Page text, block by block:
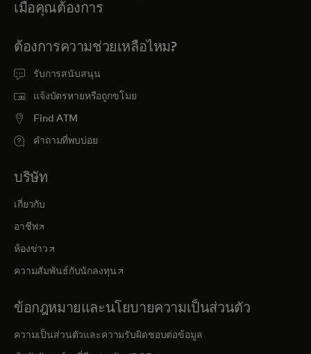
เมื่อคุณต้องการ
ต้องการความช่วยเหลือไหม?
รับการสนับสนุน
แจ้งบัตรหายหรือถูกขโมย
Find ATM
คำถามที่พบบ่อย
บริษัท
เกี่ยวกับ
อาชีพopens in a new tab
ห้องข่าว opens in a new tab
ความสัมพันธ์กับนักลงทุนopens in a new tab
ข้อกฎหมายและนโยบายความเป็นส่วนตัว
ความเป็นส่วนตัวและความรับผิดชอบต่อข้อมูล